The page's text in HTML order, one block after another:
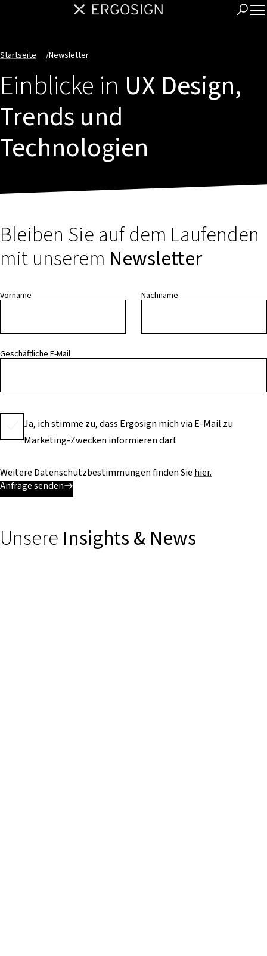
Startseite /Newsletter
Einblicke in UX Design,
Trends und
Technologien
Bleiben Sie auf dem Laufenden
mit unserem Newsletter
Vorname Nachname
Geschäftliche E-Mail
Ja, ich stimme zu, dass Ergosign mich via E-Mail zu
Marketing-Zwecken informieren darf.
Weitere Datenschutzbestimmungen finden Sie hier.
Anfrage senden
Unsere Insights & News